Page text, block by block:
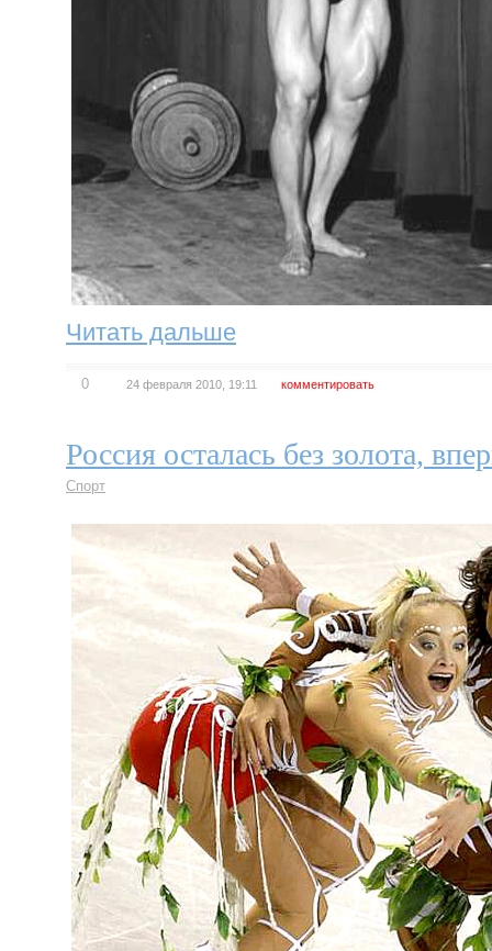
Читать дальше
0 24 февраля 2010, 19:11 комментировать
Россия осталась без золота,
Спорт